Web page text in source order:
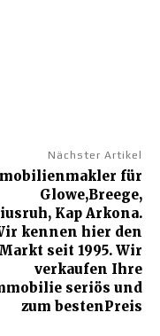
Nächster Artikel
für
Glowe,Breege,
Kap Arkona.
kennen hier den
Markt seit 1995. Wir
verkaufen Ihre
seriös und
zum bestenPreis